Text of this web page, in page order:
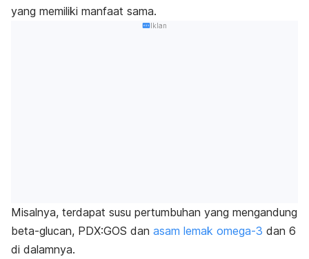
yang memiliki manfaat sama.
Iklan
Misalnya, terdapat susu pertumbuhan yang mengandung
beta-glucan, PDX:GOS dan asam lemak omega-3 dan 6
di dalamnya.